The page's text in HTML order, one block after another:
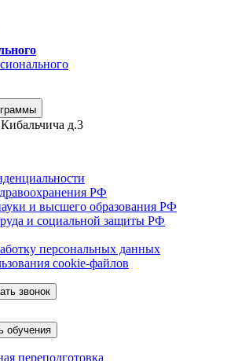
д.3
РФ
и высшего образования РФ
и социальной защиты РФ
персональных данных
сookie-файлов
звонок
обучения
переподготовка